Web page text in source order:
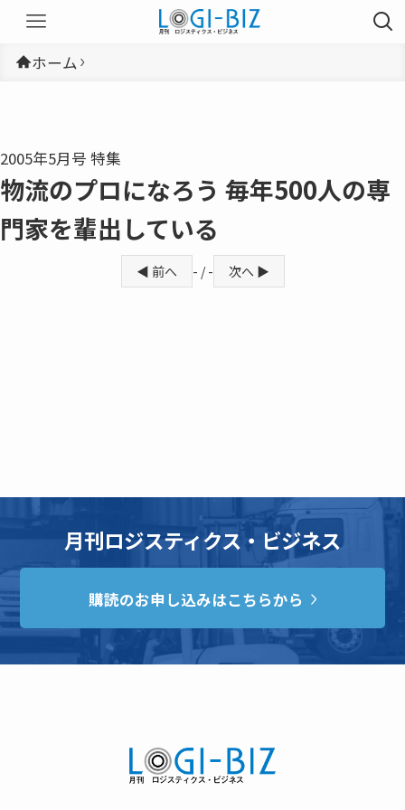
ホーム
2005年5月号 特集
物流のプロになろう 毎年500人の専
門家を輩出している
◀ 前へ - / - 次へ ▶
月刊ロジスティクス・ビジネス
購読のお申し込みはこちらから